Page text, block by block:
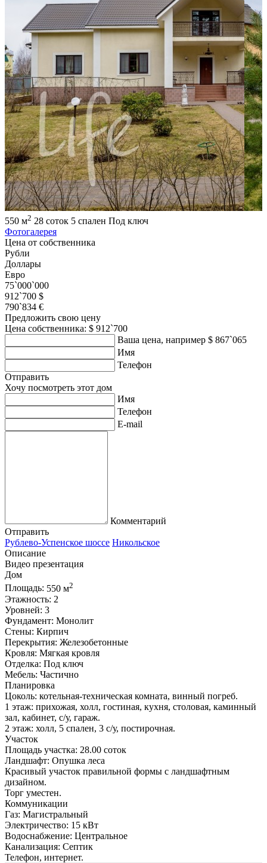
550 м2 28 соток 5 спален Под ключ
Фотогалерея
Цена от собственника
Рубли
Доллары
Евро
75`000`000
912`700 $
790`834 €
Предложить свою цену
Цена собственника: $ 912`700
Ваша цена, например $ 867`065
Имя
Телефон
Отправить
Хочу посмотреть этот дом
Имя
Телефон
E-mail
Комментарий
Отправить
Рублево-Успенское шоссе Никольское
Описание
Видео презентация
Дом
Площадь: 550 м2
Этажность: 2
Уровней: 3
Фундамент: Монолит
Стены: Кирпич
Перекрытия: Железобетонные
Кровля: Мягкая кровля
Отделка: Под ключ
Мебель: Частично
Планировка
Цоколь: котельная-техническая комната, винный погреб.
1 этаж: прихожая, холл, гостиная, кухня, столовая, каминный
зал, кабинет, с/у, гараж.
2 этаж: холл, 5 спален, 3 с/у, постирочная.
Участок
Площадь участка: 28.00 соток
Ландшафт: Опушка леса
Красивый участок правильной формы с ландшафтным
дизайном.
Торг уместен.
Коммуникации
Газ: Магистральный
Электричество: 15 кВт
Водоснабжение: Центральное
Канализация: Септик
Телефон, интернет.